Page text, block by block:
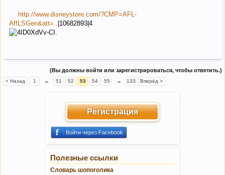
http://www.disneystore.com/?CMP=AFL-
AffLSGen&att=.. |10682893|4
(Вы должны войти или зарегистрироваться, чтобы ответить.)
< Назад 1 ← 51 52 53 54 55 → 133 Вперёд >
Регистрация
Войти через Facebook
Полезные ссылки
Словарь шопоголика